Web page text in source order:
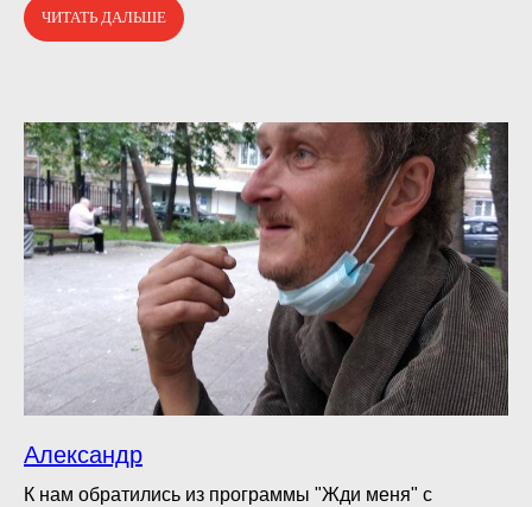
ЧИТАТЬ ДАЛЬШЕ
Александр
К нам обратились из программы "Жди меня" с